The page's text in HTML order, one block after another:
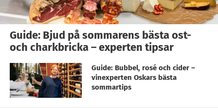
Guide: Bjud på sommarens bästa ost-
och charkbricka – experten tipsar
Guide: Bubbel, rosé och cider –
vinexperten Oskars bästa
sommartips